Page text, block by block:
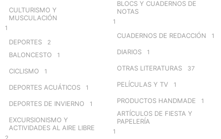
CULTURISMO Y
MUSCULACIÓN
1
DEPORTES 2
BALONCESTO 1
CICLISMO 1
DEPORTES ACUÁTICOS 1
DEPORTES DE INVIERNO 1
EXCURSIONISMO Y
ACTIVIDADES AL AIRE LIBRE
BLOCS Y CUADERNOS DE
NOTAS
1
CUADERNOS DE REDACCIÓN 1
DIARIOS 1
OTRAS LITERATURAS 37
PELÍCULAS Y TV 1
PRODUCTOS HANDMADE 1
ARTÍCULOS DE FIESTA Y
PAPELERÍA
1